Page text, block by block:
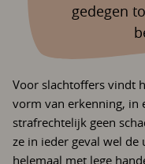
gedegen
Voor slachtoffers vindt
vorm van erkenning, in
strafrechtelijk geen
ze in ieder geval wel de
helemaal met lege